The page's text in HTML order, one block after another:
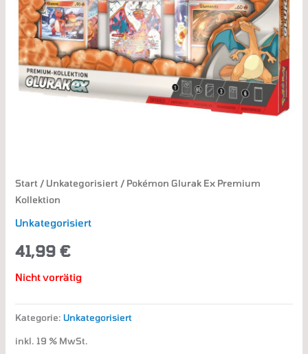
Start / Unkategorisiert / Pokémon Glurak Ex Premium
Kollektion
Unkategorisiert
41,99 €
Nicht vorrätig
Kategorie:Unkategorisiert
inkl. 19 % MwSt.